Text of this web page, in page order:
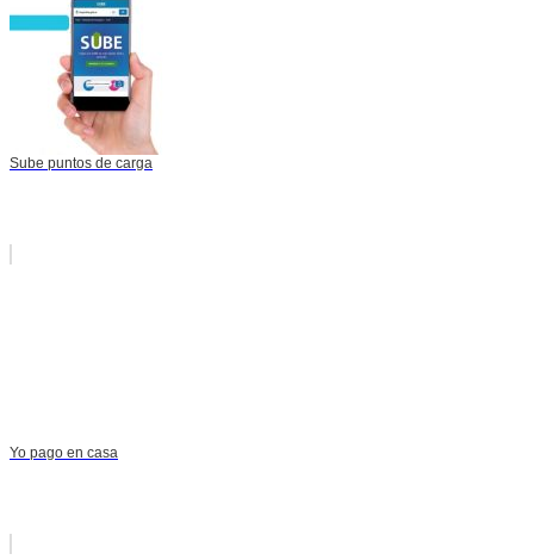
Sube puntos de carga
Yo pago en casa